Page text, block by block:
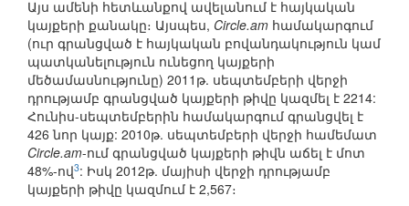
Այս ամենի հետևանքով ավելանում է հայկական
կայքերի քանակը։ Այսպես, Circle.am համակարգում
(ուր գրանցված է հայկական բովանդակություն կամ
պատկանելություն ունեցող կայքերի
մեծամասնությունը) 2011թ. սեպտեմբերի վերջի
դրությամբ գրանցված կայքերի թիվը կազմել է 2214:
Հունիս-սեպտեմբերին համակարգում գրանցվել է
426 նոր կայք: 2010թ. սեպտեմբերի վերջի համեմատ
Circle.am-ում գրանցված կայքերի թիվն աճել է մոտ
48%-ով3: Իսկ 2012թ. մայիսի վերջի դրությամբ
կայքերի թիվը կազմում է 2,567։